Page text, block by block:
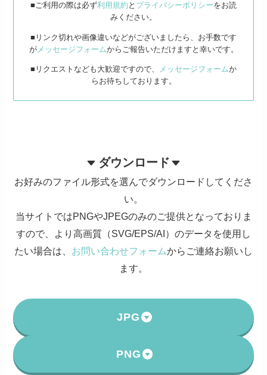
■ご利用の際は必ず利用規約 と プライバシーポリシーをお読
みください。
■リンク切れや画像違いなどがございましたら、お手数です
がメッセージフォームからご報告いただけますと幸いです。
■リクエストなども大歓迎ですので、 メッセージフォームか
らお待ちしております。
ダウンロード
お好みのファイル形式を選んでダウンロードしてくださ
い。
当サイトではPNGやJPEGのみのご提供となっておりま
すので、より高画質（SVG/EPS/AI）のデータを使用し
たい場合は、 お問い合わせフォームからご連絡お願いし
ます。
JPG
PNG